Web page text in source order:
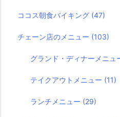
ココス朝食バイキング (47)
チェーン店のメニュー (103)
グランド・ディナーメニュ
テイクアウトメニュー (11)
ランチメニュー (29)